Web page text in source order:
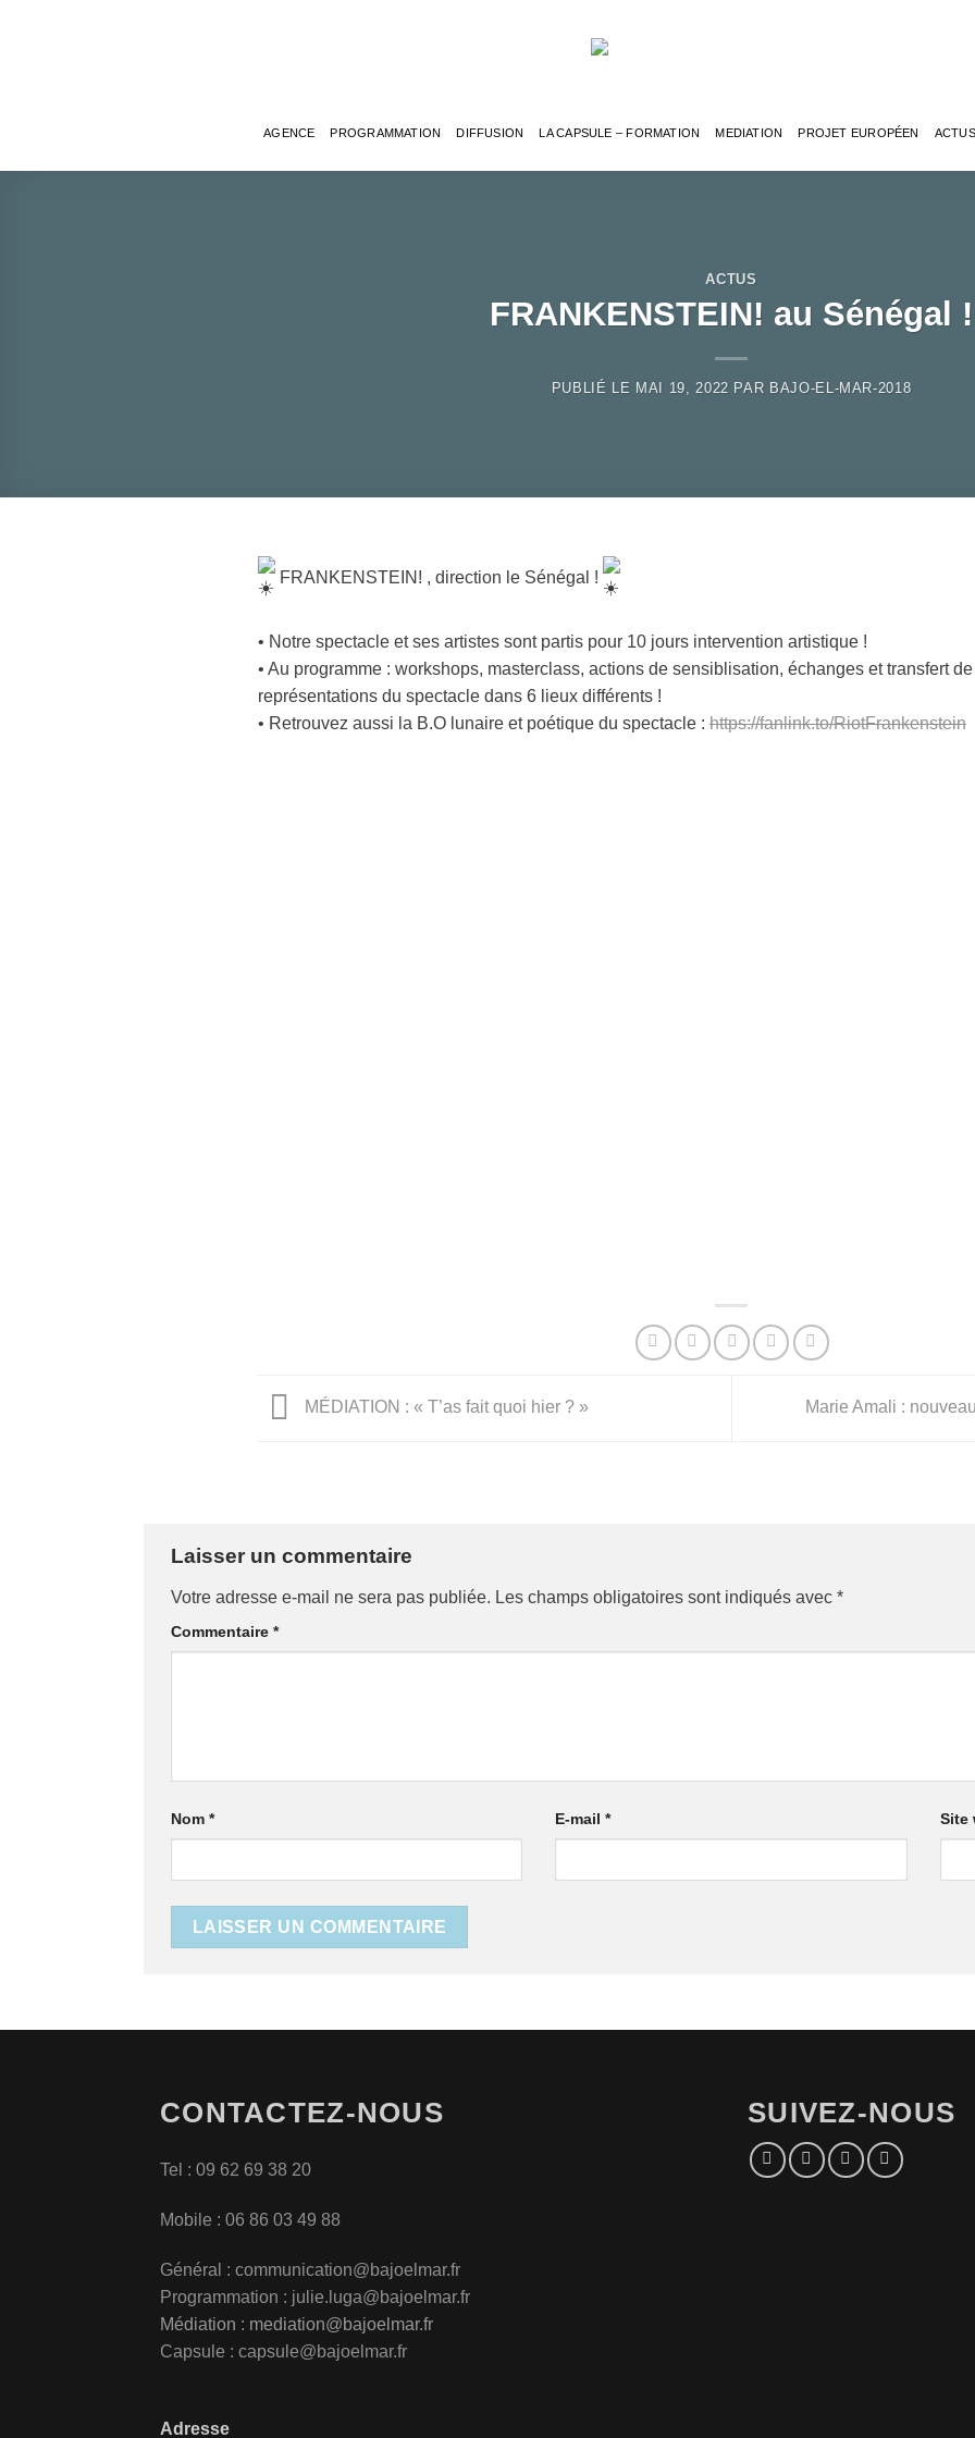
AGENCE PROGRAMMATION DIFFUSION LA CAPSULE – FORMATION MEDIATION PROJET EUROPÉEN ACTUS
ACTUS
FRANKENSTEIN! au Sénégal !
PUBLIÉ LE MAI 19, 2022 PAR BAJO-EL-MAR-2018
FRANKENSTEIN! , direction le Sénégal !
• Notre spectacle et ses artistes sont partis pour 10 jours intervention artistique !
• Au programme : workshops, masterclass, actions de sensiblisation, échanges et transfert
représentations du spectacle dans 6 lieux différents !
• Retrouvez aussi la B.O lunaire et poétique du spectacle : https://fanlink.to/RiotFrankenstein
MÉDIATION : « T’as fait quoi hier ? » Marie Amali :
Laisser un commentaire
Votre adresse e-mail ne sera pas publiée. Les champs obligatoires sont indiqués avec *
Commentaire *
Nom * E-mail* Site
CONTACTEZ-NOUS
Tel : 09 62 69 38 20
Mobile : 06 86 03 49 88
Général : communication@bajoelmar.fr
Programmation : julie.luga@bajoelmar.fr
Médiation : mediation@bajoelmar.fr
Capsule : capsule@bajoelmar.fr
Adresse
SUIVEZ-NOUS